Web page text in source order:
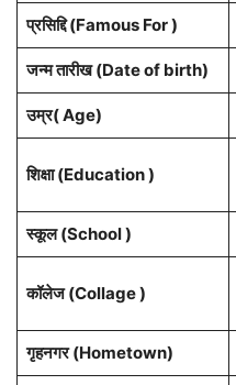
प्रसिद्दि (Famous For )
जन्म तारीख (Date of birth)
उम्र( Age)
शिक्षा (Education )
स्कूल (School )
कॉलेज (Collage )
गृहनगर (Hometown)